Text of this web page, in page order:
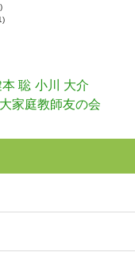
本 聡 小川 大介
家庭教師友の会